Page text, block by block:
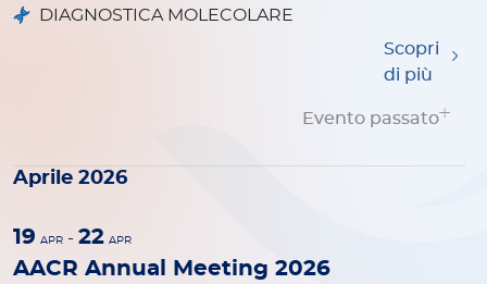
DIAGNOSTICA MOLECOLARE
Scopri
di più
Evento passato
Aprile 2026
19 APR - 22 APR
AACR Annual Meeting 2026